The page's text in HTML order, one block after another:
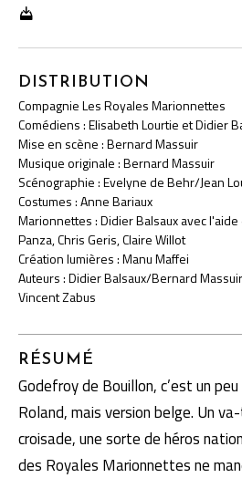
DISTRIBUTION
Compagnie Les Royales Marionnettes
Comédiens : Elisabeth Lourtie et Didier
Mise en scène : Bernard Massuir
Musique originale : Bernard Massuir
Scénographie : Evelyne de Behr/Jean
Costumes : Anne Bariaux
Marionnettes : Didier Balsaux avec l'aide
Panza, Chris Geris, Claire Willot
Création lumières : Manu Maffei
Auteurs : Didier Balsaux/Bernard
Vincent Zabus
RÉSUMÉ
Godefroy de Bouillon, c’est un
Roland, mais version belge. Un
croisade, une sorte de héros
des Royales Marionnettes ne